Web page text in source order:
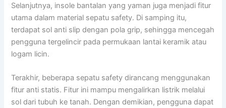
Selanjutnya, insole bantalan yang yaman juga menjadi fitur
utama dalam material sepatu safety. Di samping itu,
terdapat sol anti slip dengan pola grip, sehingga mencegah
pengguna tergelincir pada permukaan lantai keramik atau
logam licin.
Terakhir, beberapa sepatu safety dirancang menggunakan
fitur anti statis. Fitur ini mampu mengalirkan listrik melalui
sol dari tubuh ke tanah. Dengan demikian, pengguna dapat